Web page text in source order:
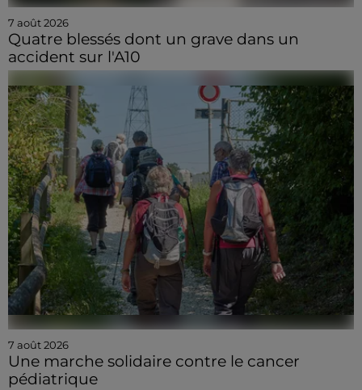
7 août 2026
Quatre blessés dont un grave dans un
accident sur l'A10
7 août 2026
Une marche solidaire contre le cancer
pédiatrique